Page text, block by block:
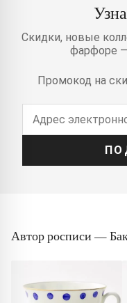
Скидки, новые
фарфоре
Промокод на
Автор росписи —